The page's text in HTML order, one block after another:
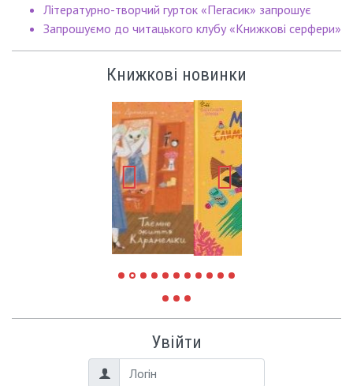
Літературно-творчий гурток «Пегасик» запрошує
Запрошуємо до читацького клубу «Книжкові серфери»
Книжкові новинки
Увійти
Логін